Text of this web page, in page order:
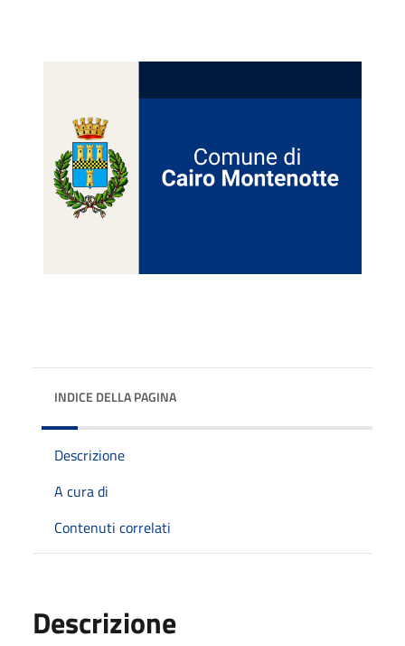
INDICE DELLA PAGINA
Descrizione
A cura di
Contenuti correlati
Descrizione